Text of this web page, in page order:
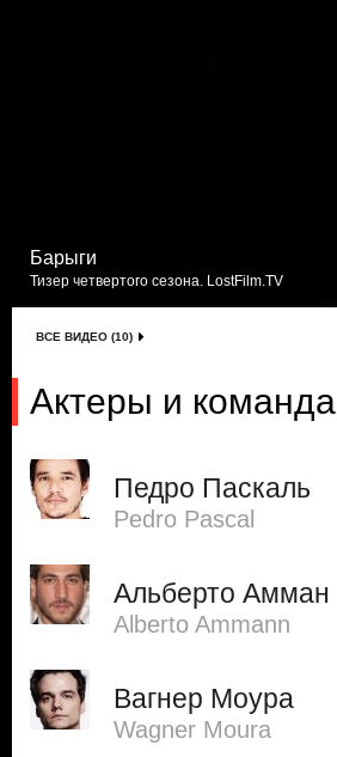
Барыги
Тизер четвертого сезона. LostFilm.TV
ВСЕ ВИДЕО (10)
Актеры и команда
Педро Паскаль
Pedro Pascal
Альберто Амман
Alberto Ammann
Вагнер Моура
Wagner Moura